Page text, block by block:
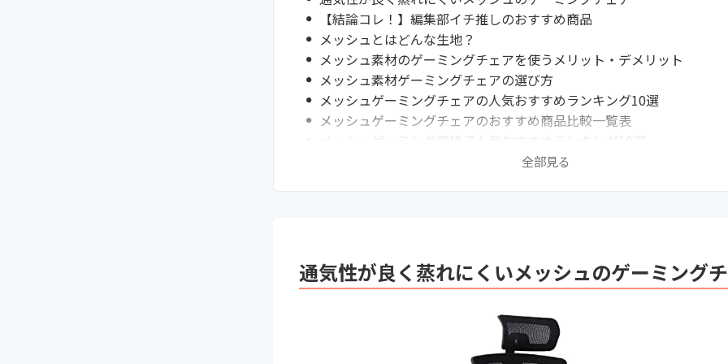
【結論コレ！】編集部イチ推しのおすすめ商品
メッシュとはどんな生地？
メッシュ素材のゲーミングチェアを使うメリット・デメリット
メッシュ素材ゲーミングチェアの選び方
メッシュゲーミングチェアの人気おすすめランキング10選
メッシュゲーミングチェアのおすすめ商品比較一覧表
メッシュゲーミング座椅子人気おすすめランキング10選
メッシュゲーミング座椅子おすすめ商品比較一覧表
全部見る
通気性が良く蒸れにくいメッシュのゲーミング